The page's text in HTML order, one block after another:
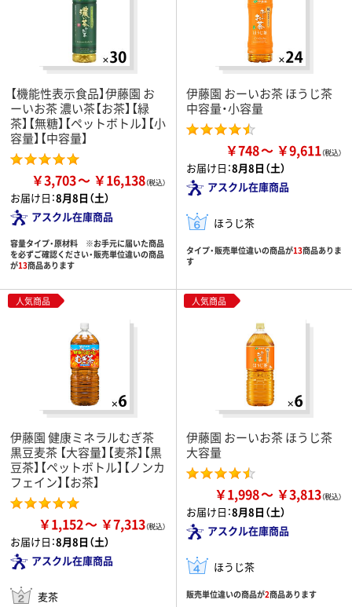
【機能性表示食品】伊藤園 お
ーいお茶 濃い茶【お茶】【緑
茶】【無糖】【ペットボトル】【小
容量】【中容量】
￥3,703 ￥16,138
お届け日：8月8日（土）
アスクル在庫商品
容量タイプ・原材料 ※お手元に届いた商品
を必ずご確認ください・販売単位違いの商品
が13商品あります
伊藤園 おーいお茶 ほうじ茶
中容量・小容量
￥748 ￥9,611
お届け日：8月8日（土）
アスクル在庫商品
ほうじ茶
タイプ・販売単位違いの商品が13商品ありま
す
人気商品
伊藤園 健康ミネラルむぎ茶
黒豆麦茶 【大容量】【麦茶】【黒
豆茶】【ペットボトル】【ノンカ
フェイン】【お茶】
￥1,152 ￥7,313
お届け日：8月8日（土）
アスクル在庫商品
麦茶
人気商品
伊藤園 おーいお茶 ほうじ茶
大容量
￥1,998 ￥3,813
お届け日：8月8日（土）
アスクル在庫商品
ほうじ茶
販売単位違いの商品が2商品あります